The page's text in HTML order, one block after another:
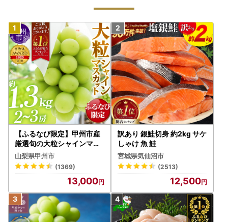
【ふるなび限定】甲州市産
厳選旬の大粒シャインマス
カット 約1.3kg 2～3房【2
026年発送】（MG）B12-
472 FN-Limited-VO シャ
インマスカット フルーツ
山梨県甲州市
(1369)
13,000
訳あり 銀鮭切身 約2kg サケ
しゃけ 魚 鮭
宮城県気仙沼市
(2513)
12,500